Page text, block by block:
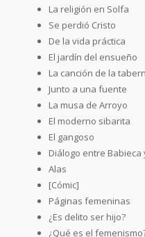
La religión en Solfa
Se perdió Cristo
De la vida práctica
El jardín del ensueño
La canción de la
Junto a una fuente
La musa de Arroyo
El moderno sibarita
El gangoso
Diálogo entre Babieca
Alas
[Cómic]
Páginas femeninas
¿Es delito ser hijo?
¿Qué es el